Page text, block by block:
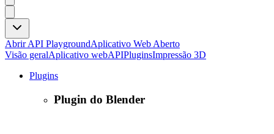
Abrir API PlaygroundAplicativo Web Aberto
Visão geralAplicativo webAPIPluginsImpressão 3D
Plugins
Plugin do Blender